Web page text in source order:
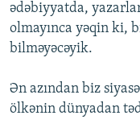
ədəbiyyatda,
olmayınca yəqin ki,
bilməyəcəyik.
Ən azından biz
ölkənin dünyadan